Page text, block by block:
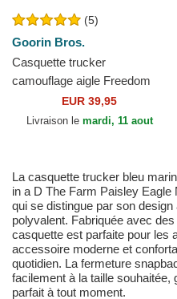
(5)
Goorin Bros.
Casquette trucker
camouflage aigle Freedom
Eagle Camouflage Seasonal
Real Tree The Farm Goorin
EUR 39,95
Livraison le mardi, 11 aout
La casquette trucker bleu
in a D The Farm Paisley
qui se distingue par son
polyvalent. Fabriquée avec
casquette est parfaite pour les
accessoire moderne et
quotidien. La fermeture
facilement à la taille souhaitée,
parfait à tout moment.